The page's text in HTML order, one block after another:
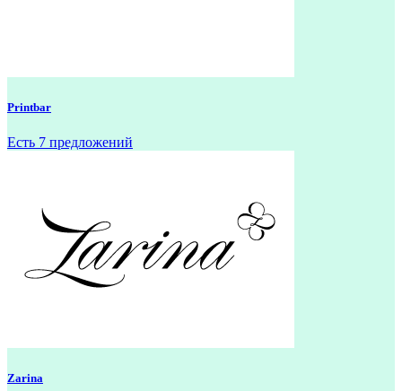
Printbar
Есть 7 предложений
Zarina